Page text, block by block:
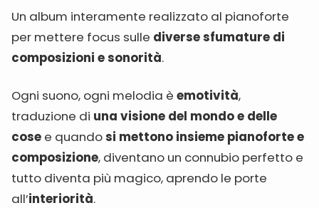
Un album interamente realizzato al pianoforte
per mettere focus sulle diverse sfumature di
composizioni e sonorità.
Ogni suono, ogni melodia è emotività,
traduzione di una visione del mondo e delle
cose e quandosi mettono insieme pianoforte e
composizione, diventano un connubio perfetto e
tutto diventa più magico, aprendo le porte
all’interiorità.